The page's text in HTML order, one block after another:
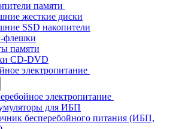
памяти
жесткие диски
SSD накопители
флешки
памяти
CD-DVD
электропитание
электропитание
для ИБП
бесперебойного питания (ИБП,